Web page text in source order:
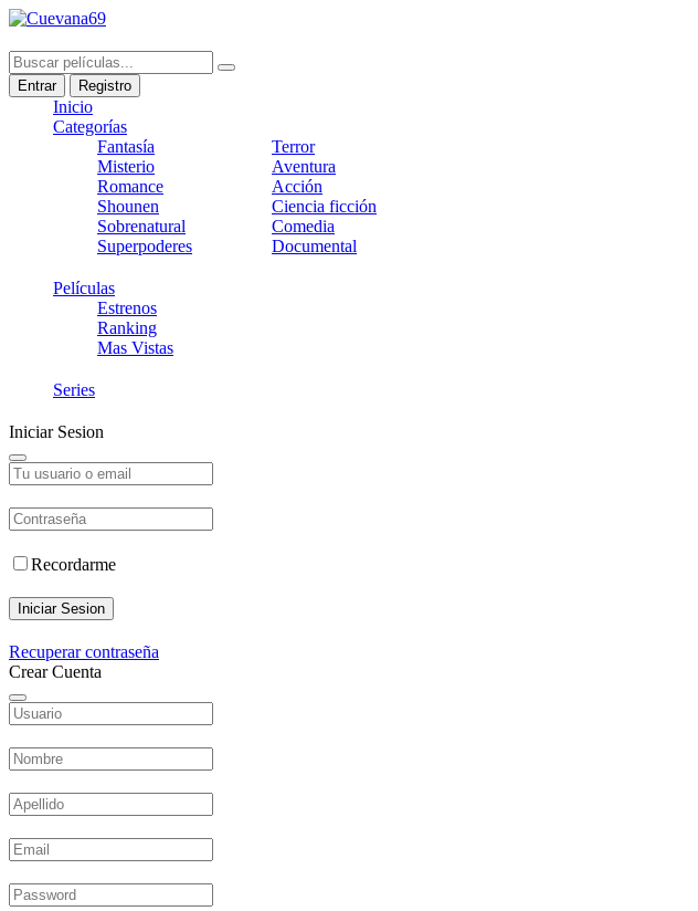
Entrar Registro
Inicio
Categorías
Fantasía
Misterio
Romance
Shounen
Sobrenatural
Superpoderes
Terror
Aventura
Acción
Ciencia ficción
Comedia
Documental
Películas
Estrenos
Ranking
Mas Vistas
Series
Iniciar Sesion
Recordarme
Iniciar Sesion
Recuperar contraseña
Crear Cuenta